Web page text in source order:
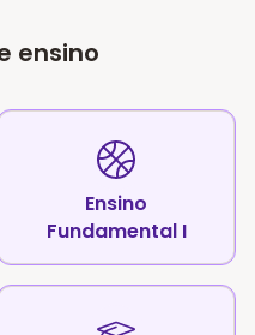
ensino
Ensino
Fundamental I